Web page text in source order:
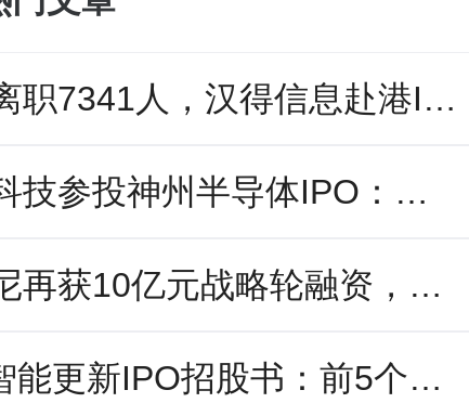
三年离职7341人，汉得信息赴港IPO前欠缴社保1.55亿元
长鑫科技参投神州半导体IPO：朱培文、陈觉晓变现2.6亿，董秘和保荐人有旧
帕西尼再获10亿元战略轮融资，注册地从深圳迁至北京
云动智能更新IPO招股书：前5个月扭亏为盈，董事长李巍去年降薪近两成